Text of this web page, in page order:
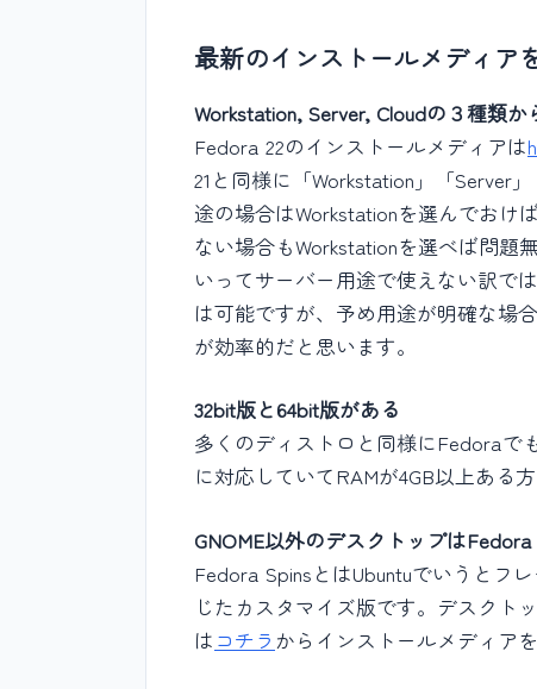
最新のインストールメディア
Workstation, Server, Cloudの３種類か
Fedora 22のインストールメディアは
21と同様に「Workstation」「Server
途の場合はWorkstationを選んでおけ
ない場合もWorkstationを選べば問題
いってサーバー用途で使えない訳で
は可能ですが、予め用途が明確な場
が効率的だと思います。
32bit版と64bit版がある
多くのディストロと同様にFedoraで
に対応していてRAMが4GB以上ある
GNOME以外のデスクトップはFedora
Fedora SpinsとはUbuntuでいうとフ
じたカスタマイズ版です。デスクト
は コチラ からインストールメディア